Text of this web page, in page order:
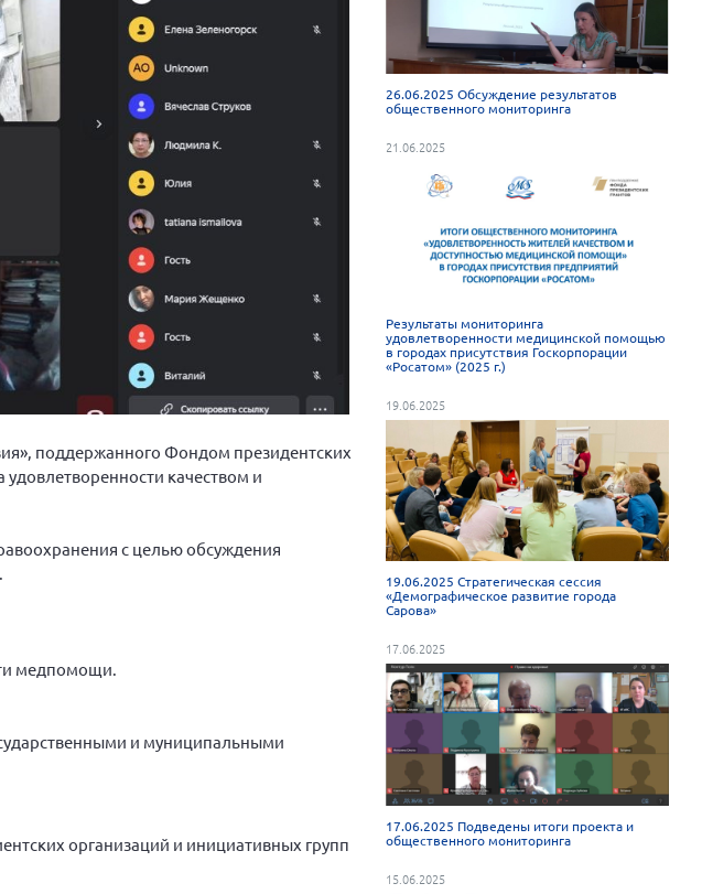
поддержанного Фондом президентских
качеством и
с целью обсуждения
медпомощи.
и муниципальными
организаций и инициативных групп
26.06.2025 Обсуждение результатов
общественного мониторинга
21.06.2025
Результаты мониторинга
удовлетворенности медицинской помощью
в городах присутствия Госкорпорации
«Росатом» (2025 г.)
19.06.2025
19.06.2025 Стратегическая сессия
«Демографическое развитие города
Сарова»
17.06.2025
17.06.2025 Подведены итоги проекта и
общественного мониторинга
15.06.2025